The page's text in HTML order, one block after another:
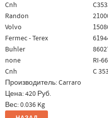
Cnh
Randon
Volvo
Fermec - Terex
Buhler
none
RI-
Cnh
C
Производитель:Carraro
Цена:420 Руб.
Вес:0.036 Kg